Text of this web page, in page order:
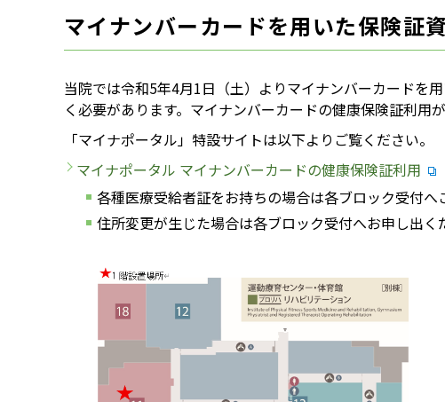
マイナンバーカードを用いた保険証
当院では令和5年4月1日（土）よりマイナンバーカードを
く必要があります。マイナンバーカードの健康保険証利用
「マイナポータル」特設サイトは以下よりご覧ください。
マイナポータル マイナンバーカードの健康保険証利用
各種医療受給者証をお持ちの場合は各ブロック受付へ
住所変更が生じた場合は各ブロック受付へお申し出く